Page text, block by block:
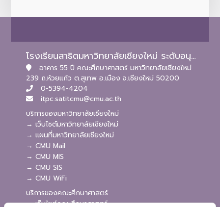
โรงเรียนสาธิตมหาวิทยาลัยเชียงใหม่ ระดับอนุบาลและประถมศึกษา
อาคาร 55 ปี คณะศึกษาศาสตร์ มหาวิทยาลัยเชียงใหม่
239 ถ.ห้วยแก้ว ต.สุเทพ อ.เมือง จ.เชียงใหม่ 50200
0-5394-4204
itpc.satitcmu@cmu.ac.th
บริการของมหาวิทยาลัยเชียงใหม่
→ เว็บไซต์มหาวิทยาลัยเชียงใหม่
→ แผนที่มหาวิทยาลัยเชียงใหม่
→ CMU Mail
→ CMU MIS
→ CMU SIS
→ CMU WiFi
บริการของคณะศึกษาศาสตร์
→ เว็บไซต์คณะศึกษาศาสตร์